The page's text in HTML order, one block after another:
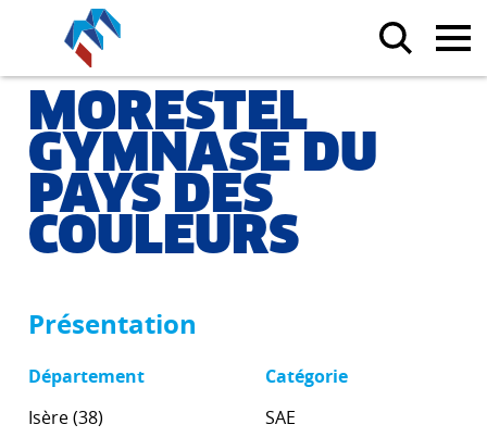
MORESTEL
GYMNASE DU
PAYS DES
COULEURS
Présentation
Département
Isère (38)
Catégorie
SAE